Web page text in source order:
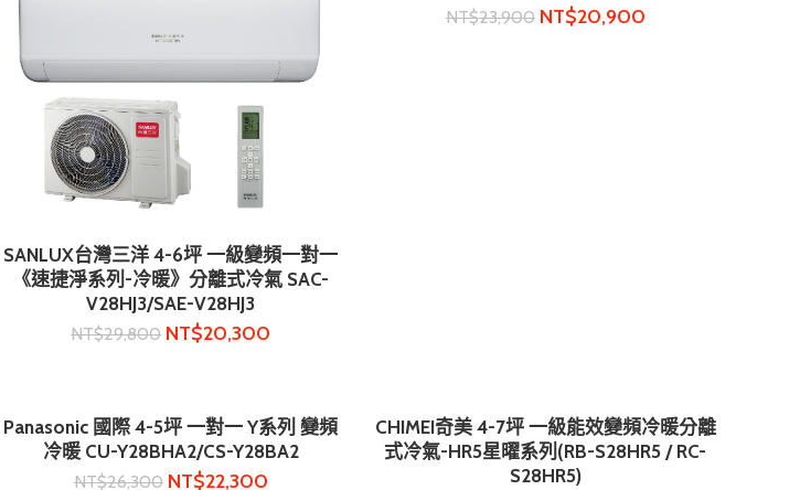
加入購物車
SANLUX台灣三洋 4-6坪 一級變頻一對一
《速捷淨系列-冷暖》分離式冷氣 SAC-
V28HJ3/SAE-V28HJ3
NT$29,800 NT$20,300
NT$23,900 NT$20,900
加入購物車
Panasonic 國際 4-5坪 一對一 Y系列 變頻
冷暖 CU-Y28BHA2/CS-Y28BA2
NT$26,300 NT$22,300
加入購物車
CHIMEI奇美 4-7坪 一級能效變頻冷暖分離
式冷氣-HR5星曜系列(RB-S28HR5 / RC-
S28HR5)